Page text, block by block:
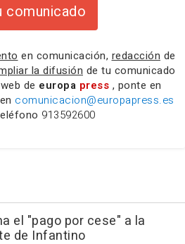
comunicado
en comunicación, redacción de
la difusión de tu comunicado
de europa press , ponte en
comunicacion@europapress.es
913592600
el "pago por cese" a la
de Infantino